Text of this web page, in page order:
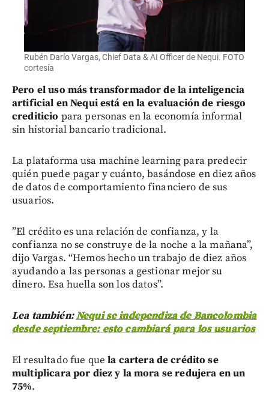
Rubén Darío Vargas, Chief Data & AI Officer de Nequi. FOTO
cortesía
Pero el uso más transformador de la inteligencia
artificial en Nequi está en la evaluación de riesgo
crediticio para personas en la economía informal
sin historial bancario tradicional.
La plataforma usa machine learning para predecir
quién puede pagar y cuánto, basándose en diez años
de datos de comportamiento financiero de sus
usuarios.
”El crédito es una relación de confianza, y la
confianza no se construye de la noche a la mañana”,
dijo Vargas. “Hemos hecho un trabajo de diez años
ayudando a las personas a gestionar mejor su
dinero. Esa huella son los datos”.
Lea también:Nequi se independiza de Bancolombia
desde septiembre: esto cambiará para los usuarios
El resultado fue quela cartera de crédito se
multiplicara por diez y la mora se redujera en un
75%.